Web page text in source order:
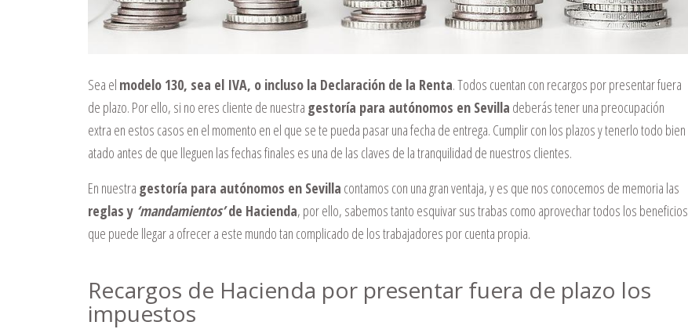
Sea el modelo 130, sea el IVA, o incluso la Declaración de la Renta. Todos cuentan con recargos por presentar fuera
de plazo. Por ello, si no eres cliente de nuestra gestoría para autónomos en Sevilla deberás tener una preocupación
extra en estos casos en el momento en el que se te pueda pasar una fecha de entrega. Cumplir con los plazos y tenerlo todo bien
atado antes de que lleguen las fechas finales es una de las claves de la tranquilidad de nuestros clientes.
En nuestra gestoría para autónomos en Sevilla contamos con una gran ventaja, y es que nos conocemos de memoria las
reglas y ‘mandamientos’de Hacienda, por ello, sabemos tanto esquivar sus trabas como aprovechar todos los beneficios
que puede llegar a ofrecer a este mundo tan complicado de los trabajadores por cuenta propia.
Recargos de Hacienda por presentar fuera de plazo los
impuestos